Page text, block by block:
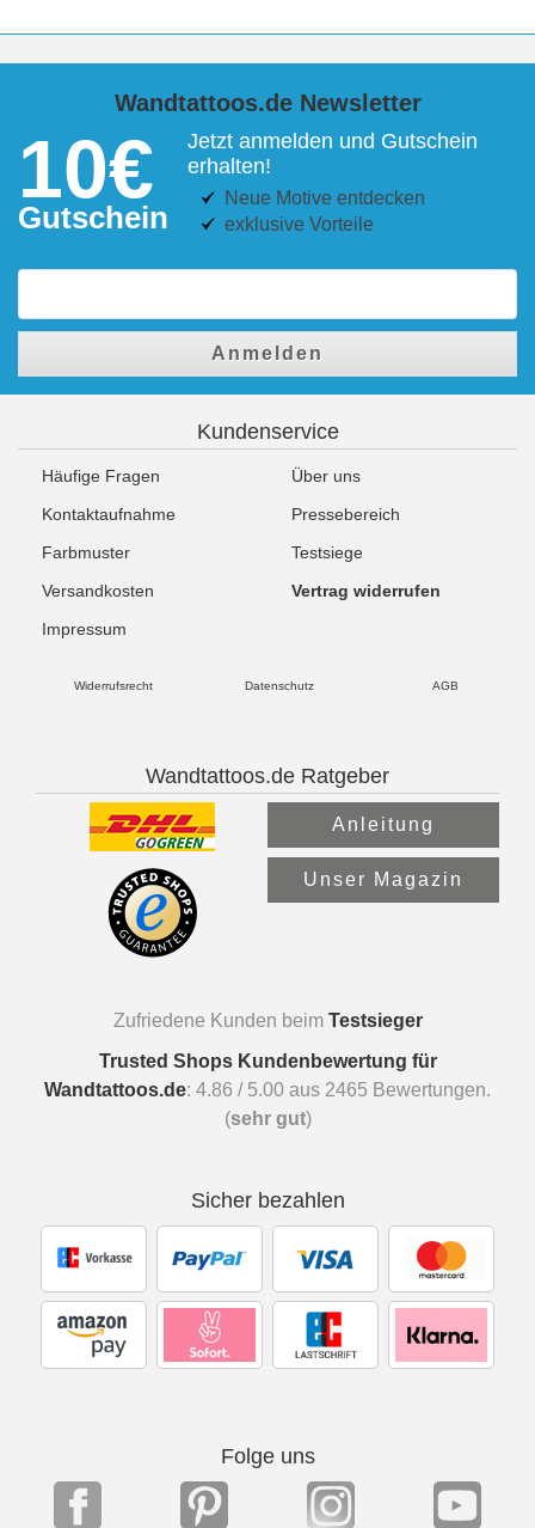
Wandtattoos.de Newsletter
10€
Gutschein
Jetzt anmelden und Gutschein
erhalten!
Neue Motive entdecken
exklusive Vorteile
Anmelden
Kundenservice
Häufige Fragen
Über uns
Kontaktaufnahme
Pressebereich
Farbmuster
Testsiege
Versandkosten
Vertrag widerrufen
Impressum
Widerrufsrecht Datenschutz AGB
Wandtattoos.de Ratgeber
Anleitung
Unser Magazin
Zufriedene Kunden beim Testsieger
Trusted Shops Kundenbewertung für
Wandtattoos.de: 4.86 / 5.00 aus 2465 Bewertungen.
(sehr gut)
Sicher bezahlen
Folge uns